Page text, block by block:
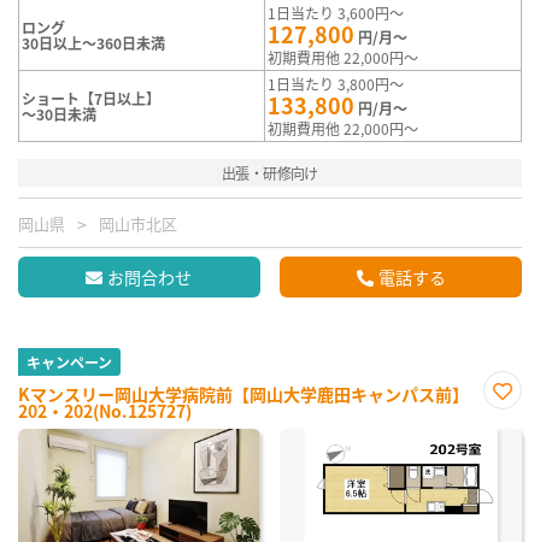
ロング
30日以上～360日未満
1日当たり 3,600円～
127,800 円/月～
初期費用他 22,000円～
ショート【7日以上】
～30日未満
1日当たり 3,800円～
133,800 円/月～
初期費用他 22,000円～
出張・研修向け
岡山県 岡山市北区
お問合わせ 電話する
キャンペーン
Kマンスリー岡山大学病院前【岡山大学鹿田キャンパス前】
202・202(No.125727)
に入